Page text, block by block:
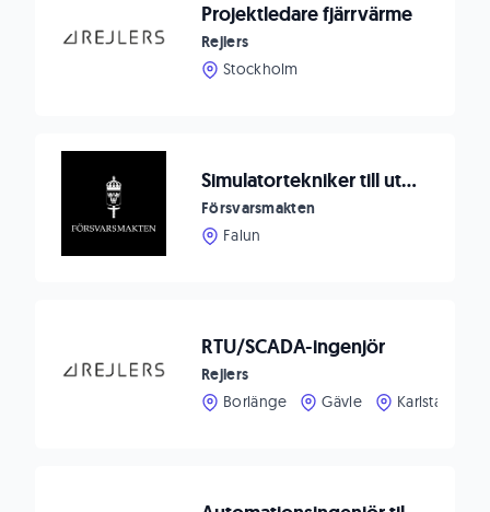
Projektledare fjärrvärme
Rejlers
Stockholm
Simulatortekniker till utbildningsstödavdelningen
Försvarsmakten
Falun
RTU/SCADA-ingenjör
Rejlers
Borlänge
Gävle Karlstad